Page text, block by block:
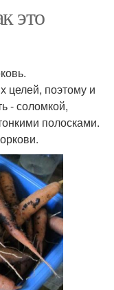
это
целей, поэтому и
- соломкой,
полосками.